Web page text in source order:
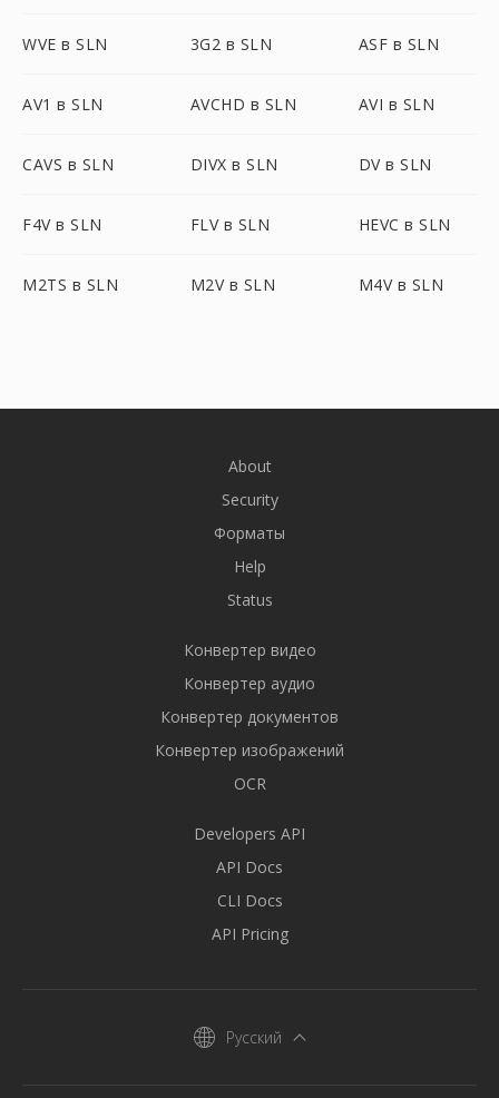
WVE в SLN 3G2 в SLN ASF в SLN
AV1 в SLN AVCHD в SLN AVI в SLN
CAVS в SLN DIVX в SLN DV в SLN
F4V в SLN FLV в SLN HEVC в SLN
M2TS в SLN M2V в SLN M4V в SLN
About
Security
Форматы
Help
Status
Конвертер видео
Конвертер аудио
Конвертер документов
Конвертер изображений
OCR
Developers API
API Docs
CLI Docs
API Pricing
Русский